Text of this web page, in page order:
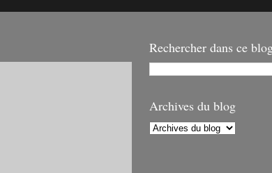
Rechercher dans ce
Archives du blog